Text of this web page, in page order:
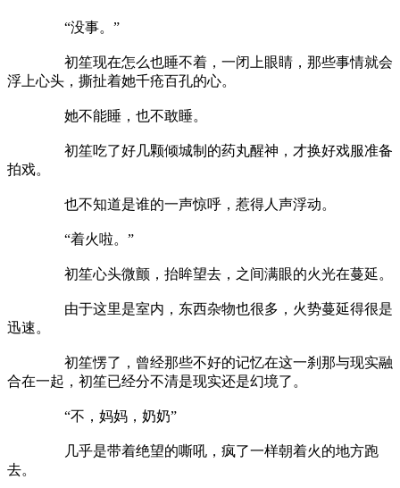
“没事。”
初笙现在怎么也睡不着，一闭上眼睛，那些事情就会
浮上心头，撕扯着她千疮百孔的心。
她不能睡，也不敢睡。
初笙吃了好几颗倾城制的药丸醒神，才换好戏服准备
拍戏。
也不知道是谁的一声惊呼，惹得人声浮动。
“着火啦。”
初笙心头微颤，抬眸望去，之间满眼的火光在蔓延。
由于这里是室内，东西杂物也很多，火势蔓延得很是
迅速。
初笙愣了，曾经那些不好的记忆在这一刹那与现实融
合在一起，初笙已经分不清是现实还是幻境了。
“不，妈妈，奶奶”
几乎是带着绝望的嘶吼，疯了一样朝着火的地方跑
去。